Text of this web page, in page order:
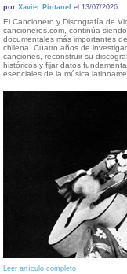
por Xavier Pintanel el 13/07/2026
El Cancionero y Discografía de
cancioneros.com, continúa
documentales más importantes
chilena. Cuatro años de
canciones, reconstruir su
históricos y fijar datos
esenciales de la música
Leer artículo completo